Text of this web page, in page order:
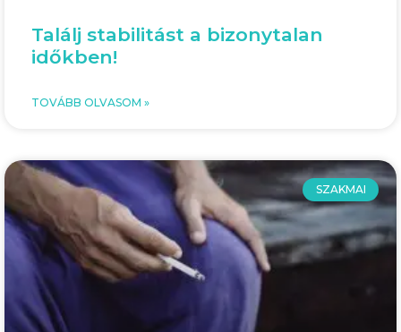
Találj stabilitást a bizonytalan
időkben!
TOVÁBB OLVASOM »
SZAKMAI